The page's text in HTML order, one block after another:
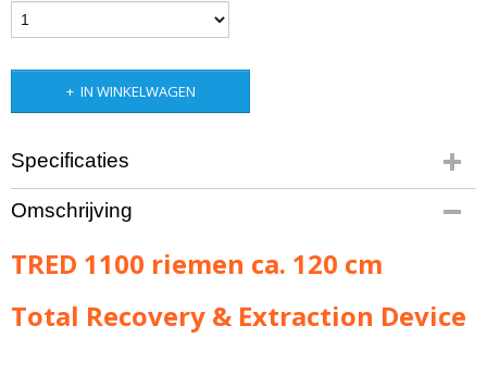
IN WINKELWAGEN
Specificaties
Bruto gewicht
2,00 Kg
Omschrijving
TRED 1100 riemen ca. 120 cm
Total Recovery & Extraction Device